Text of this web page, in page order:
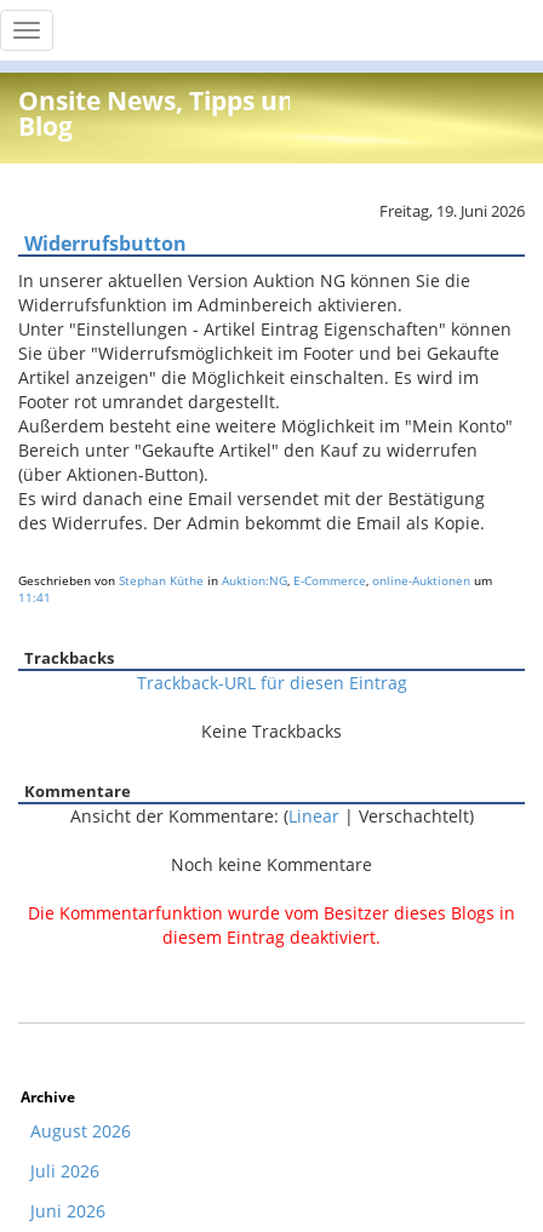
Toggle
navigation
Onsite News, Tipps und Info
Blog
Freitag, 19. Juni 2026
Widerrufsbutton
In unserer aktuellen Version Auktion NG können Sie die
Widerrufsfunktion im Adminbereich aktivieren.
Unter "Einstellungen - Artikel Eintrag Eigenschaften" können
Sie über "Widerrufsmöglichkeit im Footer und bei Gekaufte
Artikel anzeigen" die Möglichkeit einschalten. Es wird im
Footer rot umrandet dargestellt.
Außerdem besteht eine weitere Möglichkeit im "Mein Konto"
Bereich unter "Gekaufte Artikel" den Kauf zu widerrufen
(über Aktionen-Button).
Es wird danach eine Email versendet mit der Bestätigung
des Widerrufes. Der Admin bekommt die Email als Kopie.
Geschrieben von Stephan Küthe in Auktion:NG, E-Commerce, online-Auktionen um
11:41
Trackbacks
Trackback-URL für diesen Eintrag
Keine Trackbacks
Kommentare
Ansicht der Kommentare: (Linear| Verschachtelt)
Noch keine Kommentare
Die Kommentarfunktion wurde vom Besitzer dieses Blogs in
diesem Eintrag deaktiviert.
Archive
August 2026
Juli 2026
Juni 2026